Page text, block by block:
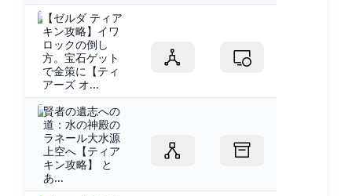
【ゼルダ ティア
キン攻略】イワ
ロックの倒し
方。宝石ゲット
で金策に【ティ
アーズ オ...
賢者の遺志への
道：水の神殿の
ラネール大水源
上空へ【ティア
キン攻略】 と
あ...